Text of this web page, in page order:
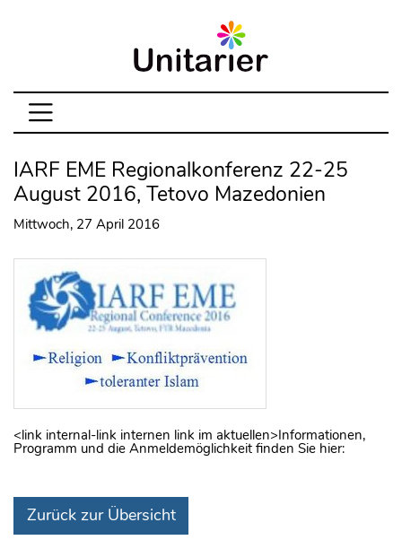
IARF EME Regionalkonferenz 22-25
August 2016, Tetovo Mazedonien
Mittwoch, 27 April 2016
<link internal-link internen link im aktuellen>Informationen,
Programm und die Anmeldemöglichkeit finden Sie hier:
Zurück zur Übersicht